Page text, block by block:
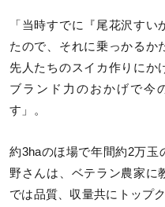
「当時すでに『尾花沢す
たので、それに乗っかるか
先人たちのスイカ作りにか
ブランド力のおかげで今
す」。
約3haのほ場で年間約2万玉
野さんは、ベテラン農家に
では品質、収量共にトップ